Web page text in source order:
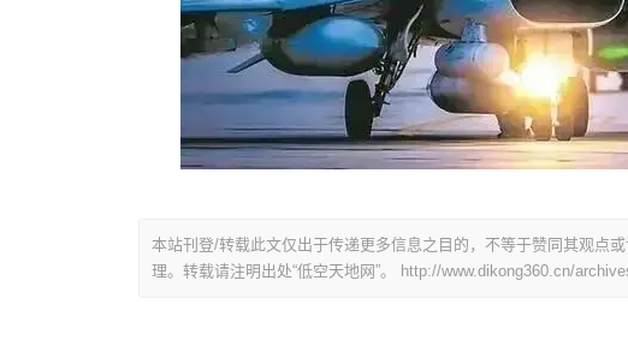
本站刊登/转载此文仅出于传递更多信息之目的，不等于赞同其观点
理。转载请注明出处“低空天地网”。
http://www.dikong360.cn/